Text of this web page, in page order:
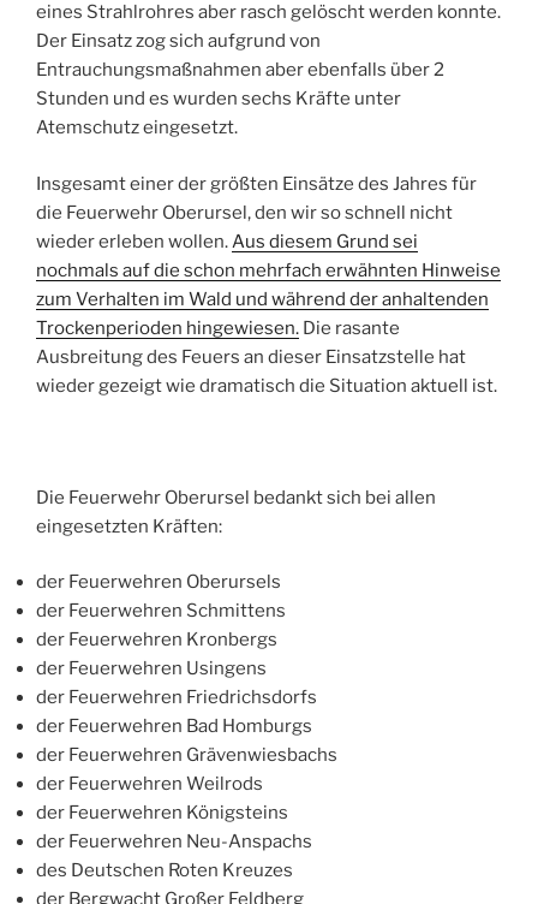
eines Strahlrohres aber rasch gelöscht werden konnte.
Der Einsatz zog sich aufgrund von
Entrauchungsmaßnahmen aber ebenfalls über 2
Stunden und es wurden sechs Kräfte unter
Atemschutz eingesetzt.
Insgesamt einer der größten Einsätze des Jahres für
die Feuerwehr Oberursel, den wir so schnell nicht
wieder erleben wollen. Aus diesem Grund sei
nochmals auf die schon mehrfach erwähnten Hinweise
zum Verhalten im Wald und während der anhaltenden
Trockenperioden hingewiesen. Die rasante
Ausbreitung des Feuers an dieser Einsatzstelle hat
wieder gezeigt wie dramatisch die Situation aktuell ist.
Die Feuerwehr Oberursel bedankt sich bei allen
eingesetzten Kräften:
der Feuerwehren Oberursels
der Feuerwehren Schmittens
der Feuerwehren Kronbergs
der Feuerwehren Usingens
der Feuerwehren Friedrichsdorfs
der Feuerwehren Bad Homburgs
der Feuerwehren Grävenwiesbachs
der Feuerwehren Weilrods
der Feuerwehren Königsteins
der Feuerwehren Neu-Anspachs
des Deutschen Roten Kreuzes
der Bergwacht Großer Feldberg